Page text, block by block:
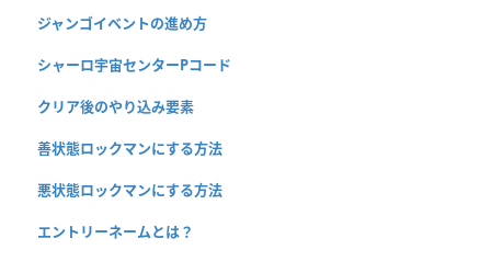
ジャンゴイベントの進め方
シャーロ宇宙センターPコード
クリア後のやり込み要素
善状態ロックマンにする方法
悪状態ロックマンにする方法
エントリーネームとは？